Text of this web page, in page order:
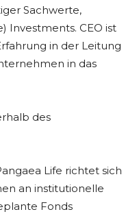
Sachwerte,
Investments. CEO ist
in der Leitung
in das
des
Life richtet sich
an institutionelle
Fonds